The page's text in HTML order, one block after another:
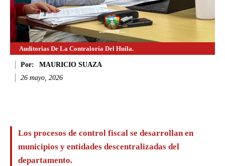
Auditorias De La Contraloría Del Huila.
Por:
MAURICIO SUAZA
26 mayo, 2026
Los procesos de control fiscal se desarrollan en
municipios y entidades descentralizadas del
departamento.